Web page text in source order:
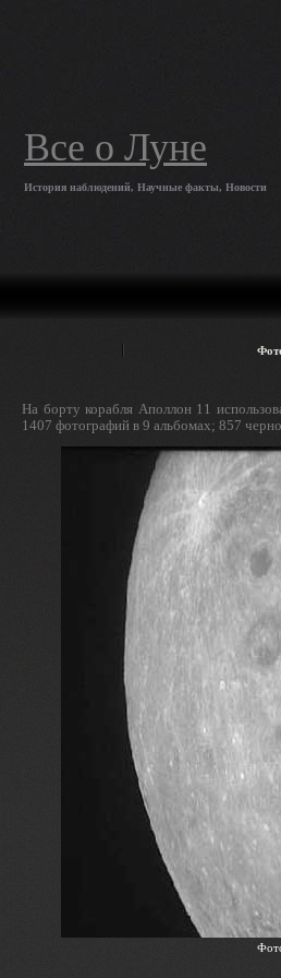
Все о Луне
История наблюдений, Научные факты, Новости
На борту корабля Аполлон 11
1407 фотографий в 9 альбомах; 857